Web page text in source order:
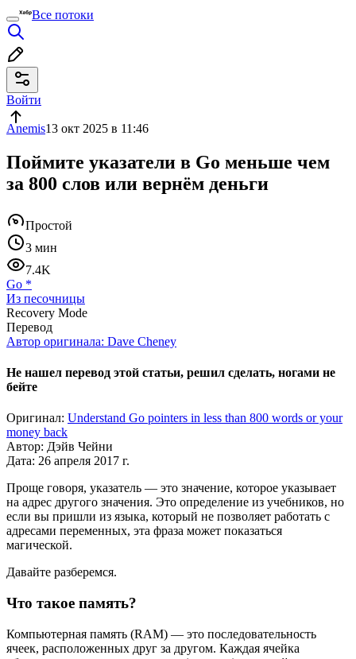
Все потоки
Войти
Anemis13 окт 2025 в 11:46
Поймите указатели в Go меньше чем
за 800 слов или вернём деньги
Простой
3 мин
7.4K
Go *
Из песочницы
Recovery Mode
Перевод
Автор оригинала: Dave Cheney
Не нашел перевод этой статьи, решил сделать, ногами не
бейте
Оригинал: Understand Go pointers in less than 800 words or your
money back
Автор: Дэйв Чейни
Дата: 26 апреля 2017 г.
Проще говоря, указатель — это значение, которое указывает
на адрес другого значения. Это определение из учебников, но
если вы пришли из языка, который не позволяет работать с
адресами переменных, эта фраза может показаться
магической.
Давайте разберемся.
Что такое память?
Компьютерная память (RAM) — это последовательность
ячеек, расположенных друг за другом. Каждая ячейка